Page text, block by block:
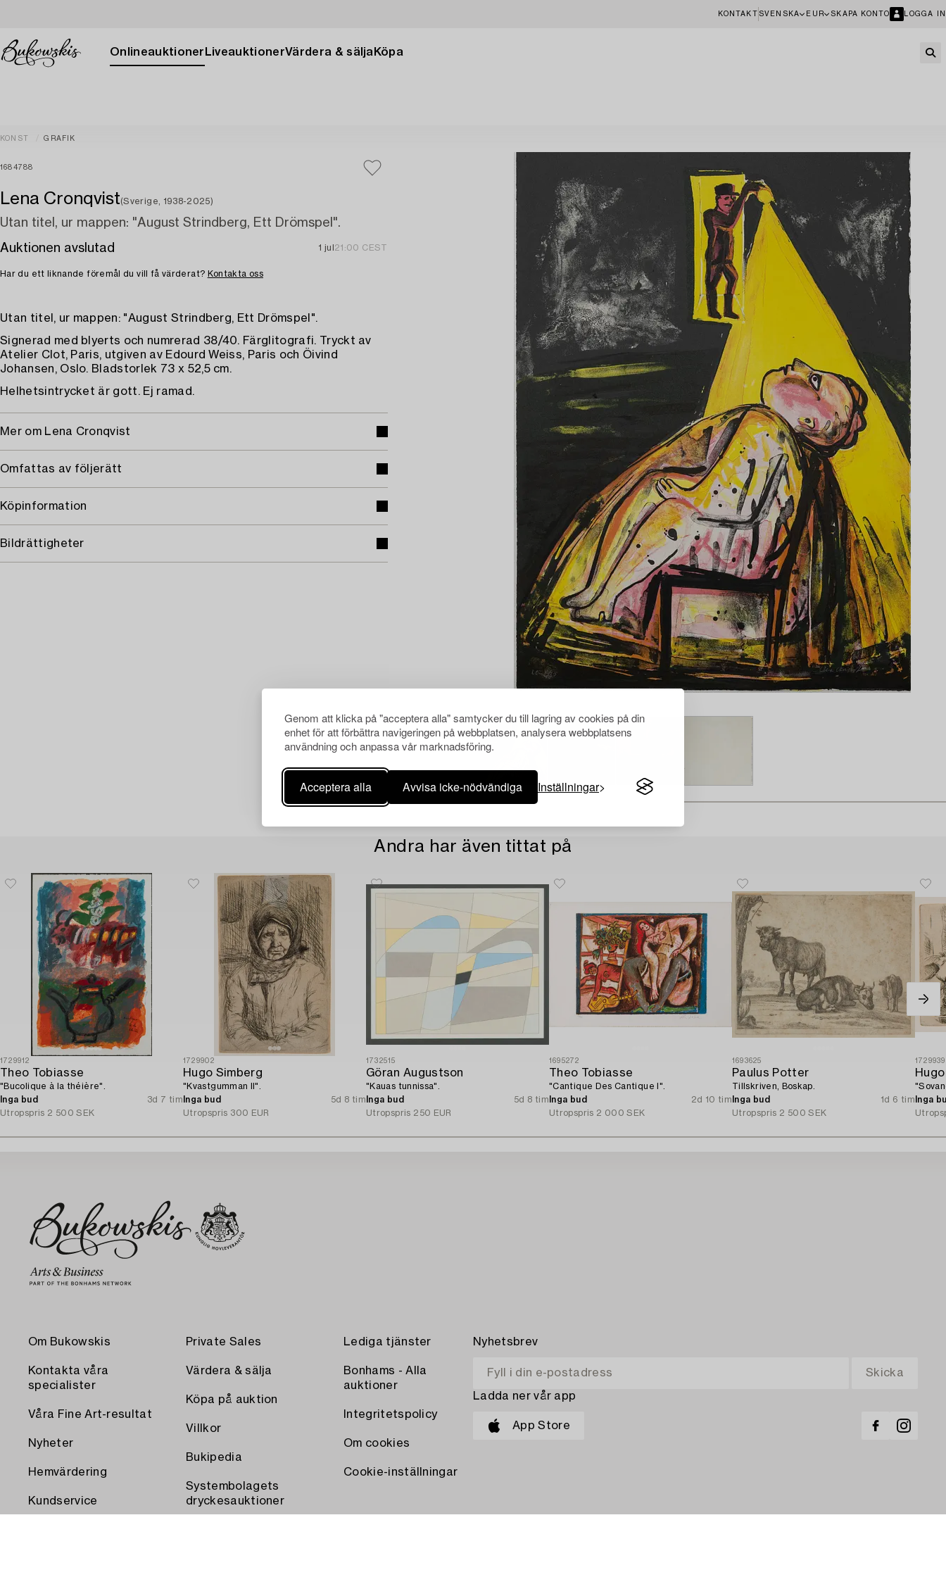
Genom att klicka på "acceptera alla" samtycker du till lagring av cookies på din
enhet för att förbättra navigeringen på webbplatsen, analysera webbplatsens
användning och anpassa vår marknadsföring.
Acceptera alla Avvisa icke-nödvändiga Inställningar
KONTAKT SVENSKA EUR SKAPA KONTO LOGGA IN
Onlineauktioner LiveauktionerVärdera & sälja Köpa
KONST GRAFIK
1684788
Lena Cronqvist(Sverige, 1938-2025)
Utan titel, ur mappen: "August Strindberg, Ett Drömspel".
Auktionen avslutad
1 jul 21:00 CEST
Har du ett liknande föremål du vill få värderat? Kontakta oss
Utan titel, ur mappen: "August Strindberg, Ett Drömspel".
Signerad med blyerts och numrerad 38/40. Färglitografi. Tryckt av
Atelier Clot, Paris, utgiven av Edourd Weiss, Paris och Öivind
Johansen, Oslo. Bladstorlek 73 x 52,5 cm.
Helhetsintrycket är gott. Ej ramad.
Mer om Lena Cronqvist
Omfattas av följerätt
Köpinformation
Bildrättigheter
Andra har även tittat på
1729912
Theo Tobiasse
"Bucolique à la théière".
Inga bud
3d 7 tim
Utropspris 2 500 SEK
1729902
Hugo Simberg
"Kvastgumman II".
Inga bud
5d 8 tim
Utropspris 300 EUR
1732515
Göran Augustson
"Kauas tunnissa".
Inga bud
5d 8 tim
Utropspris 250 EUR
1695272
Theo Tobiasse
"Cantique Des Cantique I".
Inga bud
2d 10 tim
Utropspris 2 000 SEK
1693625
Paulus Potter
Tillskriven, Boskap.
Inga bud
1d 6 tim
Utropspris 2 500 SEK
1729939
Inga
Om Bukowskis
Kontakta våra
specialister
Våra Fine Art-resultat
Nyheter
Hemvärdering
Kundservice
Private Sales
Värdera & sälja
Köpa på auktion
Villkor
Bukipedia
Systembolagets
dryckesauktioner
Lediga tjänster
Bonhams - Alla
auktioner
Integritetspolicy
Om cookies
Cookie-inställningar
Nyhetsbrev
Ladda ner vår app
App Store